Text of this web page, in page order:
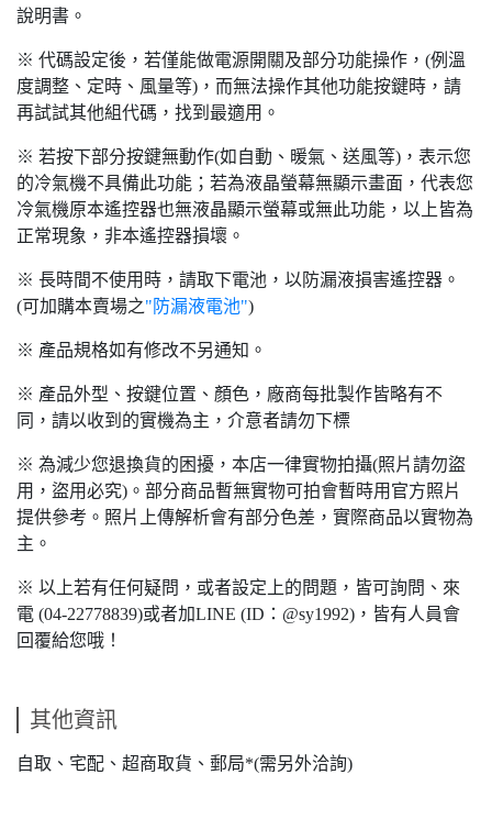
說明書。
※ 代碼設定後，若僅能做電源開關及部分功能操作，(例溫
度調整、定時、風量等)，而無法操作其他功能按鍵時，請
再試試其他組代碼，找到最適用。
※ 若按下部分按鍵無動作(如自動、暖氣、送風等)，表示您
的冷氣機不具備此功能；若為液晶螢幕無顯示畫面，代表您
冷氣機原本遙控器也無液晶顯示螢幕或無此功能，以上皆為
正常現象，非本遙控器損壞。
※ 長時間不使用時，請取下電池，以防漏液損害遙控器。
(可加購本賣場之"防漏液電池")
※ 產品規格如有修改不另通知。
※ 產品外型、按鍵位置、顏色，廠商每批製作皆略有不
同，請以收到的實機為主，介意者請勿下標
※ 為減少您退換貨的困擾，本店一律實物拍攝(照片請勿盜
用，盜用必究)。部分商品暫無實物可拍會暫時用官方照片
提供參考。照片上傳解析會有部分色差，實際商品以實物為
主。
※ 以上若有任何疑問，或者設定上的問題，皆可詢問、來
電 (04-22778839)或者加LINE (ID：@sy1992)，皆有人員會
回覆給您哦！
其他資訊
自取、宅配、超商取貨、郵局*(需另外洽詢)